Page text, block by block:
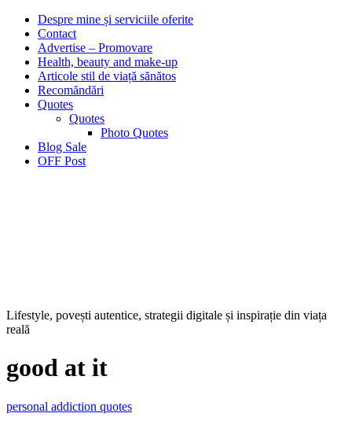
Despre mine și serviciile oferite
Contact
Advertise – Promovare
Health, beauty and make-up
Articole stil de viață sănătos
Recomăndări
Quotes
Quotes
Photo Quotes
Blog Sale
OFF Post
Lifestyle, povești autentice, strategii digitale și inspirație din viața
reală
good at it
personal addiction quotes